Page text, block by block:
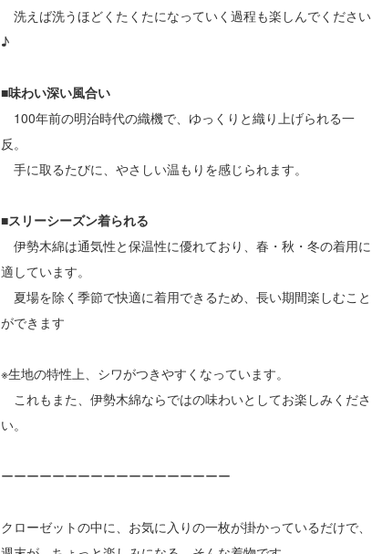
洗えば洗うほどくたくたになっていく過程も楽しんでください
♪
■味わい深い風合い
100年前の明治時代の織機で、ゆっくりと織り上げられる一
反。
手に取るたびに、やさしい温もりを感じられます。
■スリーシーズン着られる
伊勢木綿は通気性と保温性に優れており、春・秋・冬の着用に
適しています。
夏場を除く季節で快適に着用できるため、長い期間楽しむこと
ができます
※生地の特性上、シワがつきやすくなっています。
これもまた、伊勢木綿ならではの味わいとしてお楽しみくださ
い。
ーーーーーーーーーーーーーーーーーー
クローゼットの中に、お気に入りの一枚が掛かっているだけで、